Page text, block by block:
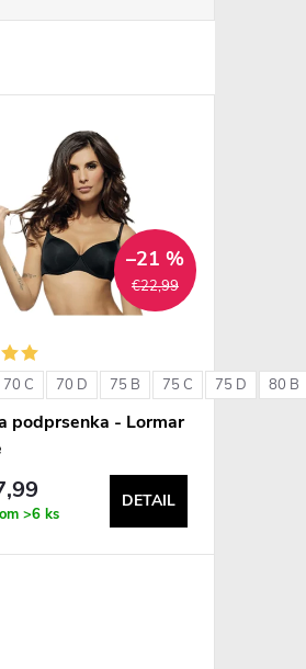
€22,99
–21 %
70 C 70 D 75 B 75 C 75 D 80 B
podprsenka - Lormar
>6 ks
DETAIL